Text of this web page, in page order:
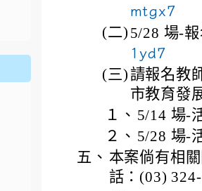
mtgx7
(二) 5/28 場-
1yd7
(三) 請報名教
市教育發
１、 5/14 場-
２、 5/28 場-
五、 本案倘有相
話：(03)